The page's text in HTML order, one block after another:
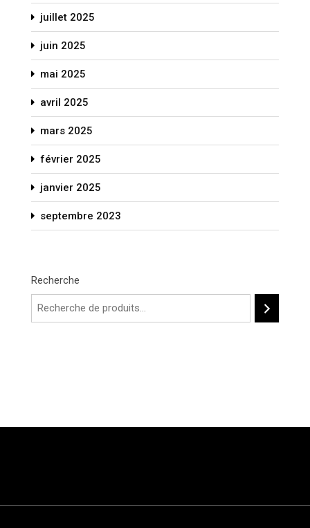
juillet 2025
juin 2025
mai 2025
avril 2025
mars 2025
février 2025
janvier 2025
septembre 2023
Recherche